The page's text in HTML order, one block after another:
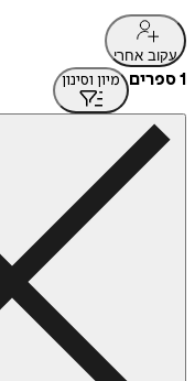
עקוב אחרי
1 ספרים מיון וסינון